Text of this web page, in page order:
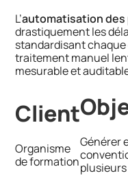
L’automatisation
drastiquement les
standardisant chaque
traitement manuel
mesurable et
Client
Organisme
de formation
Générer